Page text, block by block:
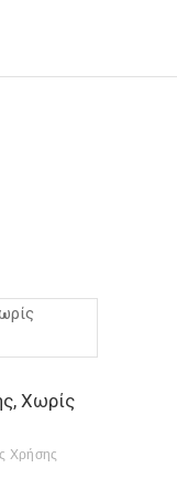
Χωρίς
Χρήσης